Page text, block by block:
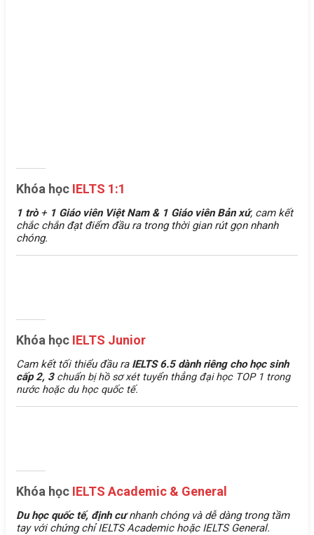
Khóa học IELTS 1:1
1 trò+ 1 Giáo viên Việt Nam & 1 Giáo viên Bản xứ, cam kết
chắc chắn đạt điểm đầu ra trong thời gian rút gọn nhanh
chóng.
Khóa học IELTS Junior
Cam kết tối thiểu đầu raIELTS 6.5 dành riêng cho học sinh
cấp 2, 3 chuẩn bị hồ sơ xét tuyển thẳng đại học TOP 1 trong
nước hoặc du học quốc tế.
Khóa học IELTS Academic & General
Du học quốc tế, định cưnhanh chóng và dễ dàng trong tầm
tay với chứng chỉ IELTS Academic hoặc IELTS General.